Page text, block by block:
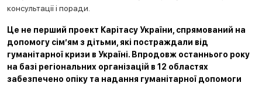
консультації і поради.
Це не перший проект Карітасу України, спрямований на
допомогу сім’ям з дітьми, які постраждали від
гуманітарної кризи в Україні. Впродовж останнього року
на базі регіональних організацій в 12 областях
забезпечено опіку та надання гуманітарної допомоги